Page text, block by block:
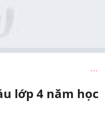
lớp 4 năm học